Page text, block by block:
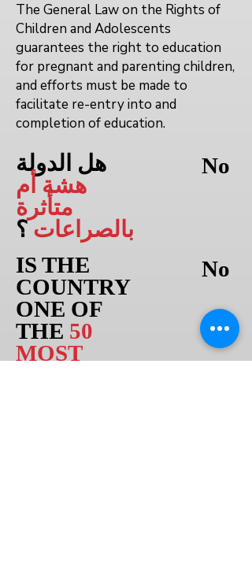
The General Law on the Rights of
Children and Adolescents
guarantees the right to education
for pregnant and parenting children,
and efforts must be made to
facilitate re-entry into and
completion of education.
هل الدولة
هشة أم
متأثرة
بالصراعات ؟
IS THE
COUNTRY
ONE OF
THE 50
MOST
No
No